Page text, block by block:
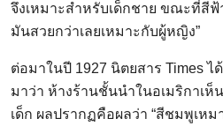
จึงเหมาะสำหรับเด็กชาย ขณะที่สี
มันสวยกว่าเลยเหมาะกับผู้หญิง”
ต่อมาในปี 1927 นิตยสาร Times
มาว่า ห้างร้านชั้นนำในอเมริกาเห็
เด็ก ผลปรากฏคือผลว่า “สีชมพูเหม